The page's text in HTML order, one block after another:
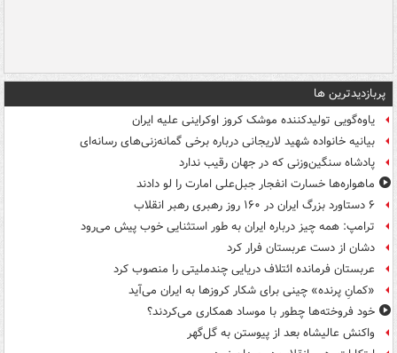
پربازدیدترین ها
یاوه‌گویی تولیدکننده موشک کروز اوکراینی علیه ایران
بیانیه خانواده شهید لاریجانی درباره برخی گمانه‌زنی‌های رسانه‌ای
پادشاه سنگین‌وزنی که در جهان رقیب ندارد
ماهواره‌ها خسارت انفجار جبل‌علی امارت را لو دادند
۶ دستاورد بزرگ ایران در ۱۶۰ روز رهبری رهبر انقلاب
ترامپ: همه چیز درباره ایران به طور استثنایی خوب پیش می‌رود
دشان از دست عربستان فرار کرد
عربستان فرمانده ائتلاف دریایی چندملیتی را منصوب کرد
«کمانِ پرنده» چینی برای شکار کروزها به ایران می‌آید
خود فروخته‌ها چطور با موساد همکاری می‌کردند؟
واکنش عالیشاه بعد از پیوستن به گل‌گهر